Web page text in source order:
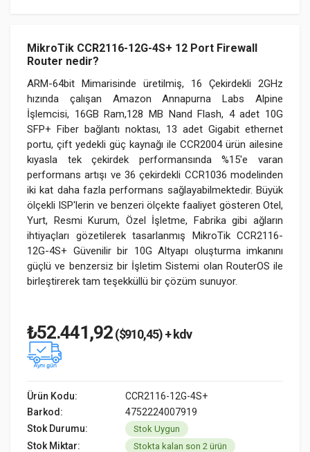
MikroTik CCR2116-12G-4S+ 12 Port Firewall
Router nedir?
ARM-64bit Mimarisinde üretilmiş, 16 Çekirdekli 2GHz
hızında çalışan Amazon Annapurna Labs Alpine
İşlemcisi, 16GB Ram,128 MB Nand Flash, 4 adet 10G
SFP+ Fiber bağlantı noktası, 13 adet Gigabit ethernet
portu, çift yedekli güç kaynağı ile CCR2004 ürün ailesine
kıyasla tek çekirdek performansında %15'e varan
performans artışı ve 36 çekirdekli CCR1036 modelinden
iki kat daha fazla performans sağlayabilmektedir. Büyük
ölçekli ISP'lerin ve benzeri ölçekte faaliyet gösteren Otel,
Yurt, Resmi Kurum, Özel İşletme, Fabrika gibi ağların
ihtiyaçları gözetilerek tasarlanmış MikroTik CCR2116-
12G-4S+ Güvenilir bir 10G Altyapı oluşturma imkanını
güçlü ve benzersiz bir İşletim Sistemi olan RouterOS ile
birleştirerek tam teşekküllü bir çözüm sunuyor.
₺52.441,92($910,45) + kdv
Ürün Kodu:
CCR2116-12G-4S+
Barkod:
4752224007919
Stok Durumu:
Stok Uygun
Stok Miktar: Stokta kalan son 2 ürün